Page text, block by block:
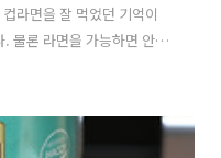
라면을 잘 먹었던 기억이
물론 라면을 가능하면 안먹
먹어야겠더라구요. 신라면
전에는 양 많은것을 찾았
먹으면 소화가 잘 안되어서